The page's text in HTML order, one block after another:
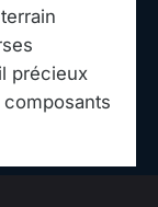
précieux